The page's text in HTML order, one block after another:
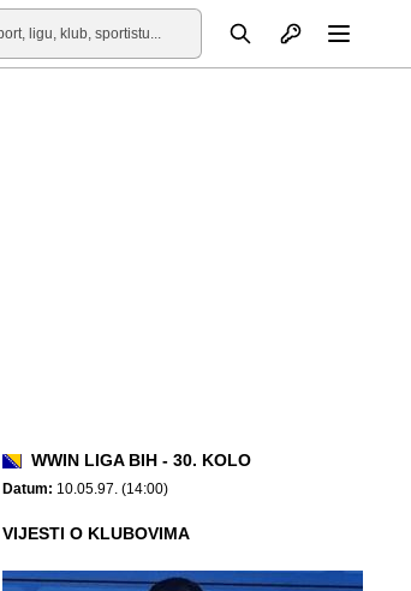
Otvori profil
WWIN LIGA BIH - 30. KOLO
Datum: 10.05.97. (14:00)
VIJESTI O KLUBOVIMA